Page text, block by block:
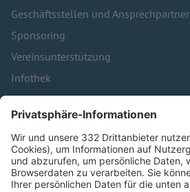
Geschäftsstellen und Ansprechpartner
Sponsoring
Vereinsunterstützung
Infothek
Kontakt
HÄUFIG BESUCHTE SEITEN
Pässe und Vereinswechsel
Trainerausbildung